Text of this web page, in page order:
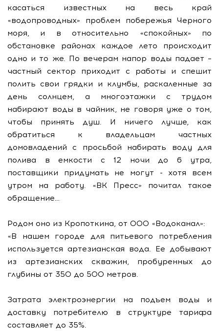
касаться известных на весь край
«водопроводных» проблем побережья Черного
моря, и в относительно «спокойных» по
обстановке районах каждое лето происходит
одно и то же. По вечерам напор воды падает –
частный сектор приходит с работы и спешит
полить свои грядки и клумбы, раскаленные за
день солнцем, а многоэтажки с трудом
набирают воды в чайник, не говоря уже о том,
чтобы принять душ. И ничего лучше, как
обратиться к владельцам частных
домовладений с просьбой набирать воду для
полива в емкости с 12 ночи до 6 утра,
поставщики придумать не могут - хотя всем
утром на работу. «ВК Пресс» почитал такое
обращение…
Родом оно из Кропоткина, от ООО «Водоканал»:
«В нашем городе для питьевого потребления
используется артезианская вода. Ее добывают
из артезианских скважин, пробуренных до
глубины от 350 до 500 метров.
Затрата электроэнергии на подъем воды и
доставку потребителю в структуре тарифа
составляет до 35%.